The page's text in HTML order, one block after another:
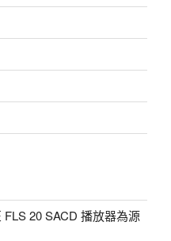
20 SACD 播放器為源